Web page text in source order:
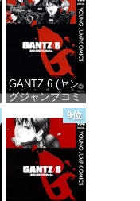
価格：¥100
GANTZ 6 (ヤン
グジャンプコミ
ックスDIGITAL)
価格：¥100
9位